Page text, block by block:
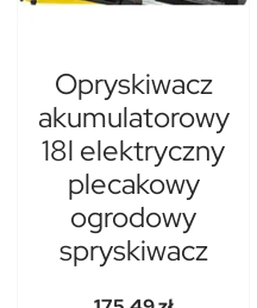
Opryskiwacz
akumulatorowy
18l elektryczny
plecakowy
ogrodowy
spryskiwacz